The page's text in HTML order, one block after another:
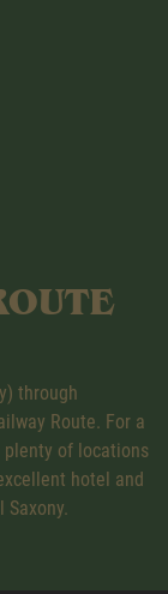
through
Route. For a
plenty of locations
hotel and